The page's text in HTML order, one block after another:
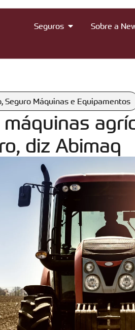
Seguros Sobre a
, Seguro Máquinas e Equipamentos
diz Abimaq